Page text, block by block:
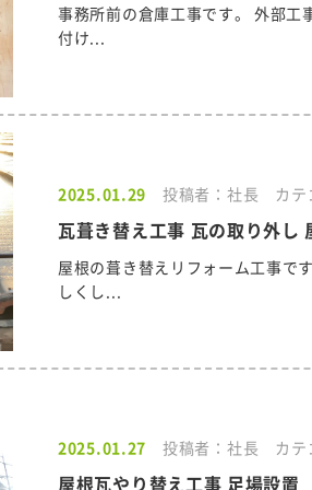
事務所前の倉庫工事です。 外部工
付け...
2025.01.29 投稿者：社長 カ
瓦葺き替え工事 瓦の取り外し
屋根の葺き替えリフォーム工事で
しくし...
2025.01.27 投稿者：社長 カ
屋根瓦やり替え工事 足場設置